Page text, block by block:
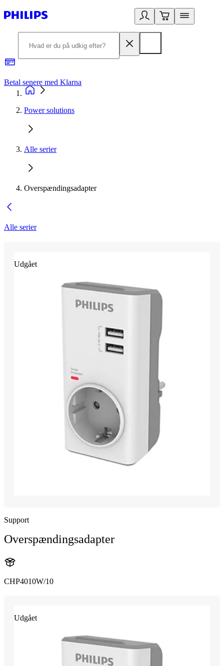
Betal senere med Klarna
Power solutions
Alle serier
Overspændingsadapter
Alle serier
Udgået
Support
Overspændingsadapter
CHP4010W/10
Udgået